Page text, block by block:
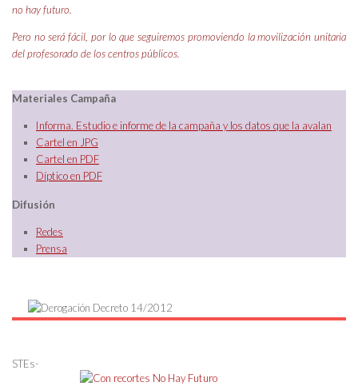
no hay futuro.
Pero no seráfácil, por lo que seguiremos promoviendo la movilizaciónunitaria
del profesorado de los centros públicos.
Materiales Campaña
Informa. Estudio e informe de la campaña y los datos que la avalan
Cartel en JPG
Cartel en PDF
Díptico en PDF
Difusión
Redes
Prensa
STEs-